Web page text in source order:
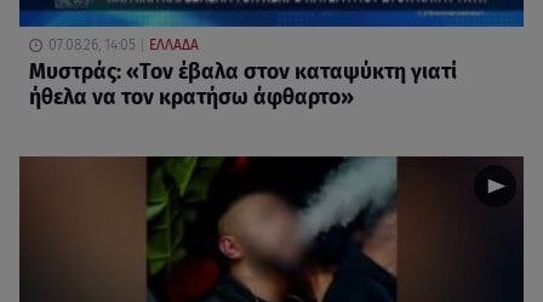
07.08.26, 14:05 ΕΛΛΑΔΑ
Μυστράς: «Τον έβαλα στον καταψύκτη γιατί
ήθελα να τον κρατήσω άφθαρτο»